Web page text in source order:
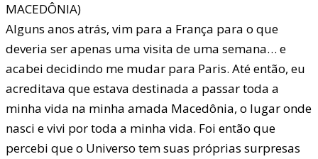
MACEDÔNIA)
Alguns anos atrás, vim para a França para o que
deveria ser apenas uma visita de uma semana… e
acabei decidindo me mudar para Paris. Até então, eu
acreditava que estava destinada a passar toda a
minha vida na minha amada Macedônia, o lugar onde
nasci e vivi por toda a minha vida. Foi então que
percebi que o Universo tem suas próprias surpresas